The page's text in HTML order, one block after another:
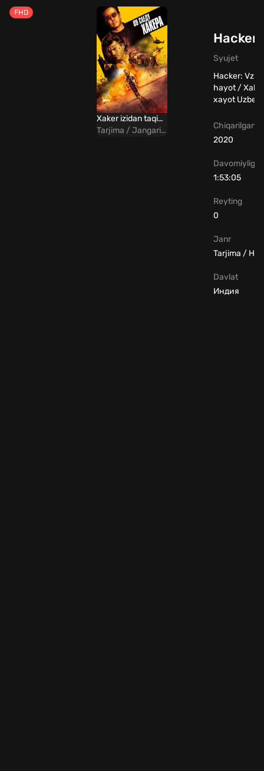
FHD
Xaker izidan taqib Uzbek tilida
Tarjima / Jangari / Drama
Syujet
Hacker:
hayot /
xayot Uzbek
Chiqarilgan
2020
Janr
Tarjima /
Davomiyligi
1:53:05
Davlat
Индия
Reyting
0